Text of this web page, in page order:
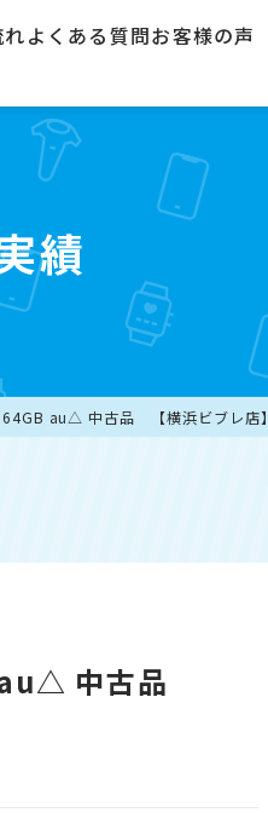
よくある質問お客様の声
績
au△ 中古品 【横浜ビブレ店】
au△ 中古品